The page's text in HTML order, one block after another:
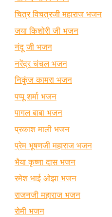
चित्र विचत्रजी महाराज भजन
जया किशोरी जी भजन
नंदू जी भजन
नरेंद्र चंचल भजन
निकुंज कामरा भजन
पप्पू शर्मा भजन
पागल बाबा भजन
प्रकाश माली भजन
प्रेम भूषणजी महाराज भजन
भैया कृष्णा दास भजन
रमेश भाई ओझा भजन
राजनजी महाराज भजन
रोमी भजन